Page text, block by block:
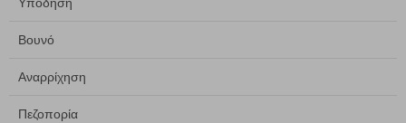
Βουνό
Αναρρίχηση
Πεζοπορία